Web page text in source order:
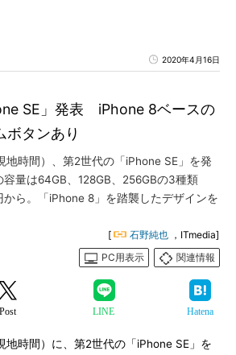
2020年4月16日
SE」発表 iPhone 8ベースの
ボタンあり
地時間）、第2世代の「iPhone SE」を発
量は64GB、128GB、256GBの3種類
ら。「iPhone 8」を踏襲したデザインを
[ 石野純也 ，ITmedia]
PC用表示
関連情報
Post LINE Hatena
時間）に、第2世代の「iPhone SE」を